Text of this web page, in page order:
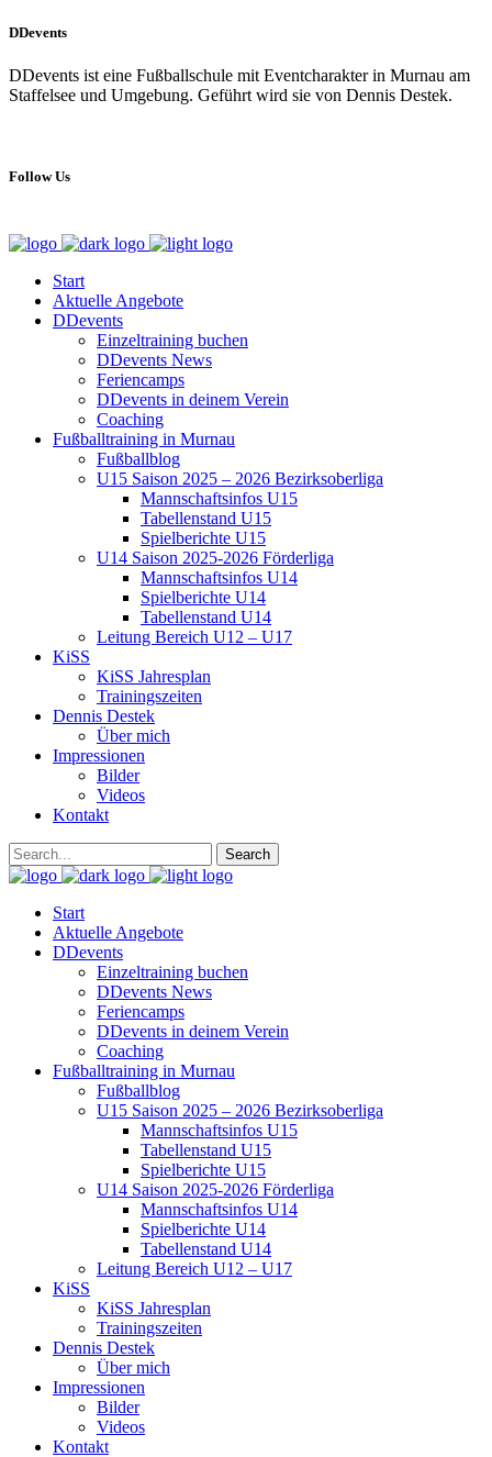
DDevents
DDevents ist eine Fußballschule mit Eventcharakter in Murnau am
Staffelsee und Umgebung. Geführt wird sie von Dennis Destek.
Follow Us
Start
Aktuelle Angebote
DDevents
Einzeltraining buchen
DDevents News
Feriencamps
DDevents in deinem Verein
Coaching
Fußballtraining in Murnau
Fußballblog
U15 Saison 2025 – 2026 Bezirksoberliga
Mannschaftsinfos U15
Tabellenstand U15
Spielberichte U15
U14 Saison 2025-2026 Förderliga
Mannschaftsinfos U14
Spielberichte U14
Tabellenstand U14
Leitung Bereich U12 – U17
KiSS
KiSS Jahresplan
Trainingszeiten
Dennis Destek
Über mich
Impressionen
Bilder
Videos
Kontakt
Start
Aktuelle Angebote
DDevents
Einzeltraining buchen
DDevents News
Feriencamps
DDevents in deinem Verein
Coaching
Fußballtraining in Murnau
Fußballblog
U15 Saison 2025 – 2026 Bezirksoberliga
Mannschaftsinfos U15
Tabellenstand U15
Spielberichte U15
U14 Saison 2025-2026 Förderliga
Mannschaftsinfos U14
Spielberichte U14
Tabellenstand U14
Leitung Bereich U12 – U17
KiSS
KiSS Jahresplan
Trainingszeiten
Dennis Destek
Über mich
Impressionen
Bilder
Videos
Kontakt